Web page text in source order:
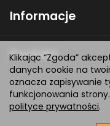
Informacje
Kontakt
Klikając “Zgoda”
danych cookie na
oznacza zapisywanie
funkcjonowania
polityce prywatności.